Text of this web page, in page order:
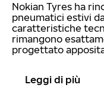
Nokian Tyres ha
pneumatici estivi
caratteristiche
rimangono
progettato
Leggi di più